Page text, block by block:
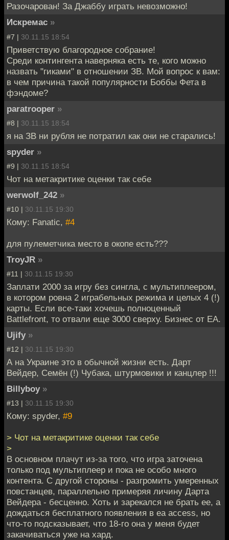
Разочарован! За Джаббу играть невозможно!
Искремас »
#7 | 30.11.15 18:54
Приветствую благородное собрание!
Среди контингента наверняка есть те, кого можно
назвать "гиками" в отношении ЗВ. Мой вопрос к вам:
в чем причина такой популярности Боббы Фета в
фэндоме?
paratrooper »
#8 | 30.11.15 18:54
я на ЗВ ни рубля не потратил как они не старались!
spyder »
#9 | 30.11.15 18:54
Чот на метакритике оценки так себе
werwolf_242 »
#10 | 30.11.15 19:30
Кому: Fanatic, #4
для пулеметчика место в окопе есть???
TroyJR »
#11 | 30.11.15 19:30
Заплати 2000 за игру без сингла, с мультиплеером,
в котором ровна 2 играбельных режима и целых 4 (!)
карты. Если все-таки хочешь полноценный
Battlefront, то отвали еще 3000 сверху. Бизнес от EA.
Ujify »
#12 | 30.11.15 19:30
А на Украине это в обычной жизни есть. Дарт
Вейдер, Семён (!) Чубака, штурмовики и канцлер !!!
Billyboy »
#13 | 30.11.15 19:30
Кому: spyder, #9
> Чот на метакритике оценки так себе
>
В основном плачут из-за того, что игра заточена
только под мультиплеер и пока не особо много
контента. С другой стороны - разгромить умеренных
повстанцев, параллельно примеряя личину Дарта
Вейдера - бесценно. Хоть и зарекался не брать ее, а
дождаться бесплатного появления в ea access, но
что-то подсказывает, что 18-го она у меня будет
закачиваться уже на хард.